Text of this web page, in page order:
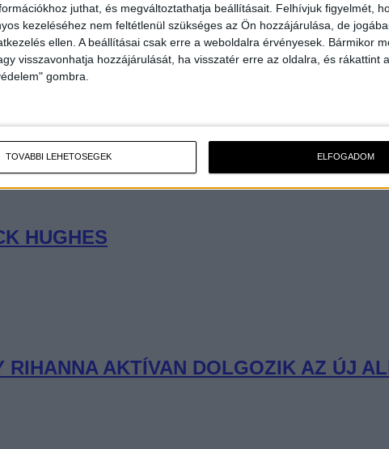
juthat, és megváltoztathatja beállításait. Felhívjuk figyelmét,
kezeléséhez nem feltétlenül szükséges az Ön hozzájárulása, de
ellen. A beállításai csak erre a weboldalra érvényesek. Bármikor
visszavonhatja hozzájárulását, ha visszatér erre az oldalra, és rákattint
gombra.
TOVÁBBI LEHETŐSÉGEK ELFOGADOM
HUGHES
RIHANNA AKTÍVAN DOLGOZIK AZ ÚJ